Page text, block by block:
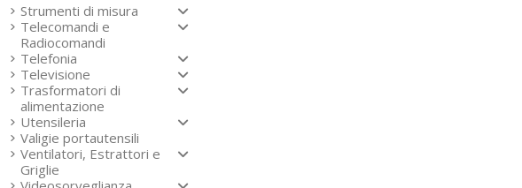
Strumenti di misura
Telecomandi e
Radiocomandi
Telefonia
Televisione
Trasformatori di
alimentazione
Utensileria
Valigie portautensili
Ventilatori, Estrattori e
Griglie